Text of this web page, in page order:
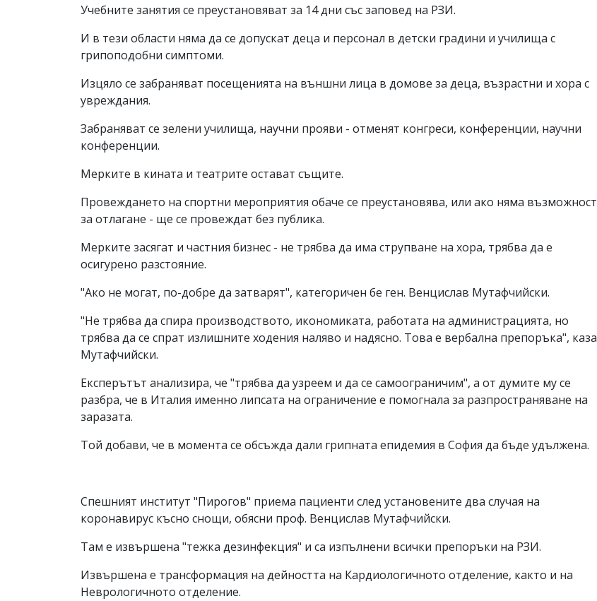
Учебните занятия се преустановяват за 14 дни със заповед на РЗИ.
И в тези области няма да се допускат деца и персонал в детски градини и училища с
грипоподобни симптоми.
Изцяло се забраняват посещенията на външни лица в домове за деца, възрастни и хора с
увреждания.
Забраняват се зелени училища, научни прояви - отменят конгреси, конференции, научни
конференции.
Мерките в кината и театрите остават същите.
Провеждането на спортни мероприятия обаче се преустановява, или ако няма възможност
за отлагане - ще се провеждат без публика.
Мерките засягат и частния бизнес - не трябва да има струпване на хора, трябва да е
осигурено разстояние.
"Ако не могат, по-добре да затварят", категоричен бе ген. Венцислав Мутафчийски.
"Не трябва да спира производството, икономиката, работата на администрацията, но
трябва да се спрат излишните ходения наляво и надясно. Това е вербална препоръка", каза
Мутафчийски.
Експерътът анализира, че "трябва да узреем и да се самоограничим", а от думите му се
разбра, че в Италия именно липсата на ограничение е помогнала за разпространяване на
заразата.
Той добави, че в момента се обсъжда дали грипната епидемия в София да бъде удължена.
Спешният институт "Пирогов" приема пациенти след установените два случая на
коронавирус късно снощи, обясни проф. Венцислав Мутафчийски.
Там е извършена "тежка дезинфекция" и са изпълнени всички препоръки на РЗИ.
Извършена е трансформация на дейността на Кардиологичното отделение, както и на
Неврологичното отделение.